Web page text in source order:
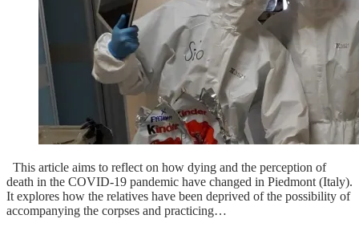
This article aims to reflect on how dying and the perception of
death in the COVID-19 pandemic have changed in Piedmont (Italy).
It explores how the relatives have been deprived of the possibility of
accompanying the corpses and practicing…